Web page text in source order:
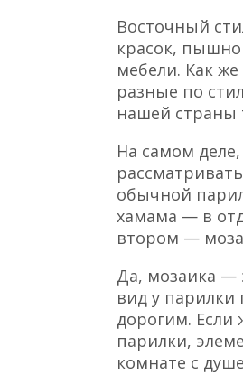
Восточный
красок,
мебели. Как
разные по
нашей страны
На самом
обычной
хамама — в
втором —
Да, мозаика —
вид у
дорогим. Если
парилки,
комнате с